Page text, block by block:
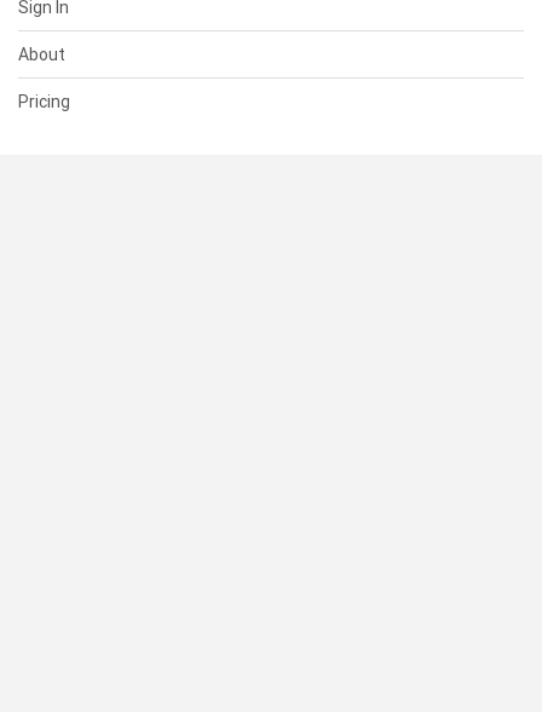
Sign In
About
Pricing